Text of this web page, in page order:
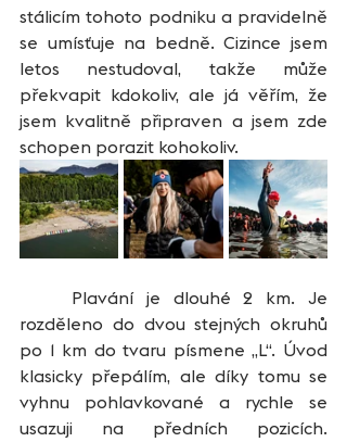
stálicím tohoto podniku a pravidelně
se umísťuje na bedně. Cizince jsem
letos nestudoval, takže může
překvapit kdokoliv, ale já věřím, že
jsem kvalitně připraven a jsem zde
schopen porazit kohokoliv.
rozděleno do dvou stejných okruhů
po 1 km do tvaru písmene „L“. Úvod
klasicky přepálím, ale díky tomu se
vyhnu pohlavkované a rychle se
usazuji na předních pozicích.